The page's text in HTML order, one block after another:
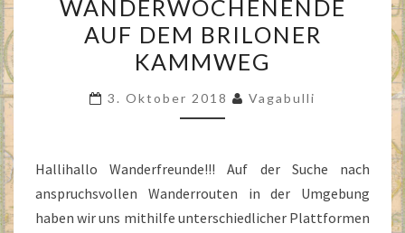
AUF
DEM
BRILONER
WANDERWOCHENENDE
AUF DEM BRILONER
KAMMWEG
3. Oktober 2018 Vagabulli
Hallihallo Wanderfreunde!!! Auf der Suche nach
anspruchsvollen Wanderrouten in der Umgebung
haben wir uns mithilfe unterschiedlicher Plattformen